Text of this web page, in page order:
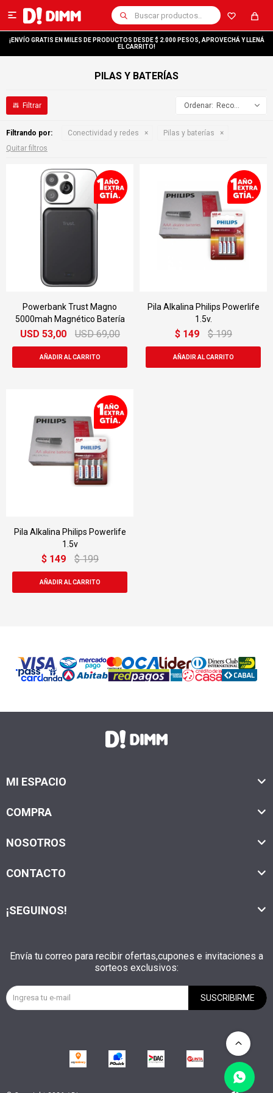

¡ENVÍO GRATIS EN MILES DE PRODUCTOS DESDE $ 2.000 PESOS, APROVECHÁ Y LLENÁ
EL CARRITO!
PILAS Y BATERÍAS
Recomendados
Filtrando por: Conectividad y redes
Pilas y baterías
Quitar filtros
Powerbank Trust Magno
5000mah Magnético Batería
USD 53,00 USD 69,00
Pila Alkalina Philips Powerlife
1.5v.
$ 149 $ 199
Pila Alkalina Philips Powerlife
1.5v
$ 149 $ 199
MI ESPACIO
COMPRA
NOSOTROS
CONTACTO
Envía tu correo para recibir ofertas,cupones e invitaciones a
sorteos exclusivos:
SUSCRIBIRME
¡SEGUINOS!